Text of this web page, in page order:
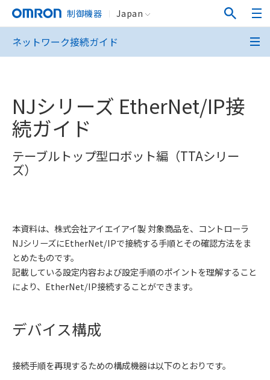
制御機器 Japan
ネットワーク接続ガイド
NJシリーズ EtherNet/IP接
続ガイド
テーブルトップ型ロボット編（TTAシリー
ズ）
本資料は、株式会社アイエイアイ製 対象商品を、コントローラ
NJシリーズにEtherNet/IPで接続する手順とその確認方法をま
とめたものです。
記載している設定内容および設定手順のポイントを理解すること
により、EtherNet/IP接続することができます。
デバイス構成
接続手順を再現するための構成機器は以下のとおりです。